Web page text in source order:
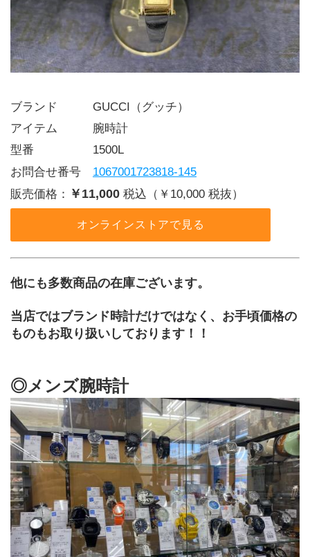
ブランド   GUCCI（グッチ）
アイテム   腕時計
型番     1500L
お問合せ番号 1067001723818-145
販売価格： ￥11,000 税込（￥10,000 税抜）
オンラインストアで見る
他にも多数商品の在庫ございます。
当店ではブランド時計だけではなく、お手頃価格の
ものもお取り扱いしております！！
◎メンズ腕時計